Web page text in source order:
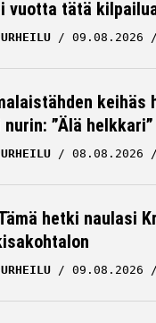
vuotta tätä
09.08.2026
keihäs
nurin: ”Älä helkkari”
08.08.2026
hetki naulasi
09.08.2026